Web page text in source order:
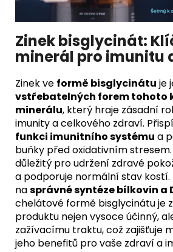
Zinek bisglycinát:
minerál pro imunitu
Zinek ve formě bisglycinátu je
vstřebatelných forem tohoto
minerálu, který hraje zásadní
imunity a celkového zdraví.
funkci imunitního systému a
buňky před oxidativním
důležitý pro udržení zdravé
a podporuje normální stav
nasprávné syntéze bílkovin a
chelátové formě bisglycinátu je
produktu nejen vysoce účinný,
zažívacímu traktu, což zajišťuje
jeho benefitů pro vaše zdraví a